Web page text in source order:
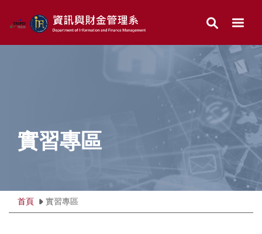
到
要
實習專區
首頁 實習專區